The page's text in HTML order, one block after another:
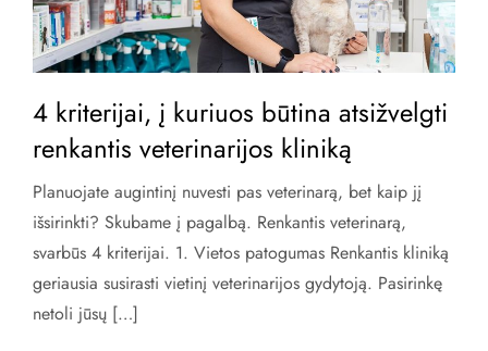
4 kriterijai, į kuriuos būtina atsižvelgti
renkantis veterinarijos kliniką
Planuojate augintinį nuvesti pas veterinarą, bet kaip jį
išsirinkti? Skubame į pagalbą. Renkantis veterinarą,
svarbūs 4 kriterijai. 1. Vietos patogumas Renkantis kliniką
geriausia susirasti vietinį veterinarijos gydytoją. Pasirinkę
netoli jūsų […]